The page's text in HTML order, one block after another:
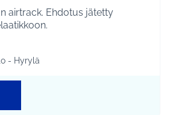
jätetty
mukaan: Kehittämisverkosto - Hyrylä
- Hyrylä